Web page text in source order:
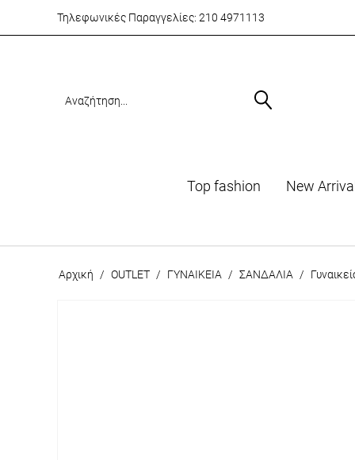
Τηλεφωνικές Παραγγελίες: 210 4971113
Top fashion Νew
Αρχική / OUTLET / ΓΥΝΑΙΚΕΙΑ / ΣΑΝΔΑΛΙΑ /